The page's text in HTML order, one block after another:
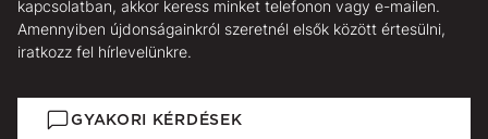
kapcsolatban, akkor keress minket telefonon vagy e-mailen.
Amennyiben újdonságainkról szeretnél elsők között értesülni,
iratkozz fel hírlevelünkre.
GYAKORI KÉRDÉSEK